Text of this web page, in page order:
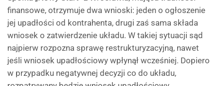
finansowe, otrzymuje dwa wnioski: jeden o ogłoszenie
jej upadłości od kontrahenta, drugi zaś sama składa
wniosek o zatwierdzenie układu. W takiej sytuacji sąd
najpierw rozpozna sprawę restrukturyzacyjną, nawet
jeśli wniosek upadłościowy wpłynął wcześniej. Dopiero
w przypadku negatywnej decyzji co do układu,